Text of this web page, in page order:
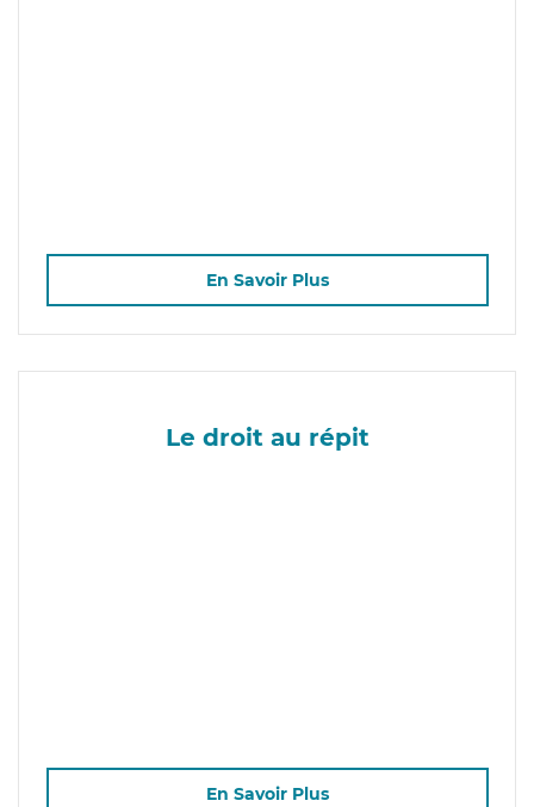
En Savoir Plus
Le droit au répit
En Savoir Plus